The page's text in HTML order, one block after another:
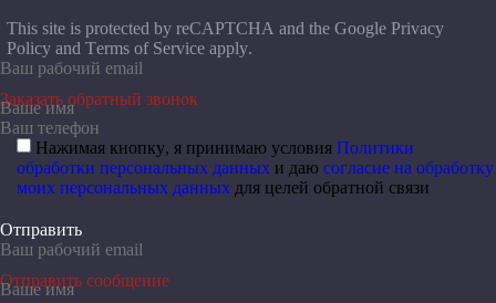
This site is protected by reCAPTCHA and the Google Privacy
Policyand Terms of Serviceapply.
Заказать обратный звонок
Нажимая кнопку, я принимаю условия Политики
обработки персональных данных и даю согласие на обработку
моих персональных данных для целей обратной связи
Отправить
Отправить сообщение